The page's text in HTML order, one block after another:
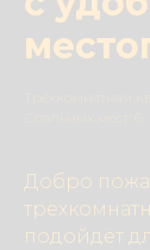
Добро
подойдёт